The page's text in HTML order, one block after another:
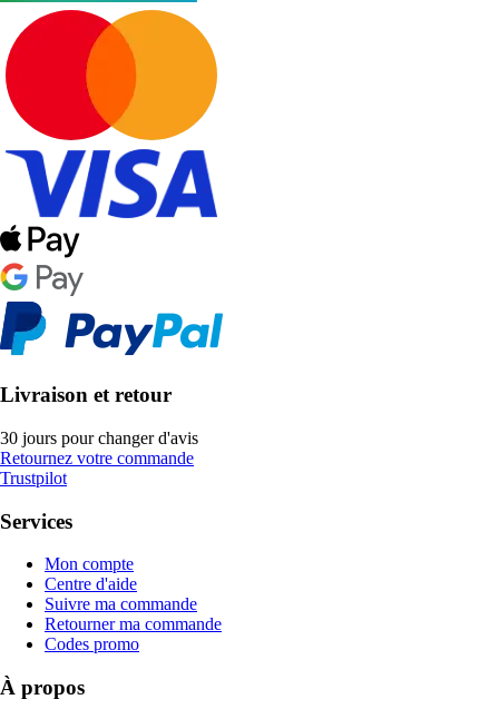
Livraison et retour
30 jours pour changer d'avis
Retournez votre commande
Trustpilot
Services
Mon compte
Centre d'aide
Suivre ma commande
Retourner ma commande
Codes promo
À propos